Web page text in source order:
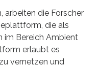
arbeiten die Forscher
die als
im Bereich Ambient
erlaubt es
vernetzen und